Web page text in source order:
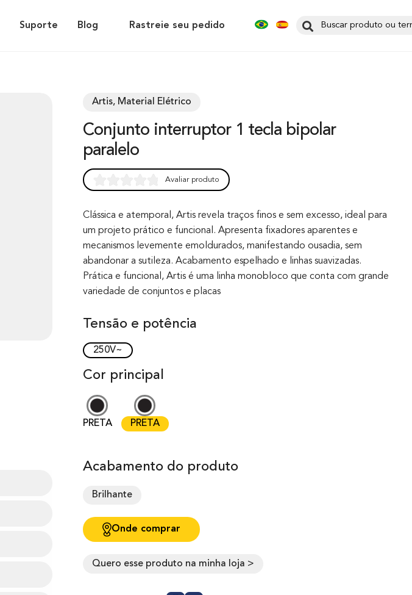
Suporte Blog Rastreie seu pedido
Artis, Material Elétrico
Conjunto interruptor 1 tecla bipolar
paralelo
out of 0
based on
customer
rating
Avaliar produto
Clássica e atemporal, Artis revela traços finos e sem excesso, ideal para
um projeto prático e funcional. Apresenta fixadores aparentes e
mecanismos levemente emoldurados, manifestando ousadia, sem
abandonar a sutileza. Acabamento espelhado e linhas suavizadas.
Prática e funcional, Artis é uma linha monobloco que conta com grande
variedade de conjuntos e placas
Tensão e potência
250V~
Cor principal
PRETA PRETA
Acabamento do produto
Brilhante
Onde comprar
Quero esse produto na minha loja >